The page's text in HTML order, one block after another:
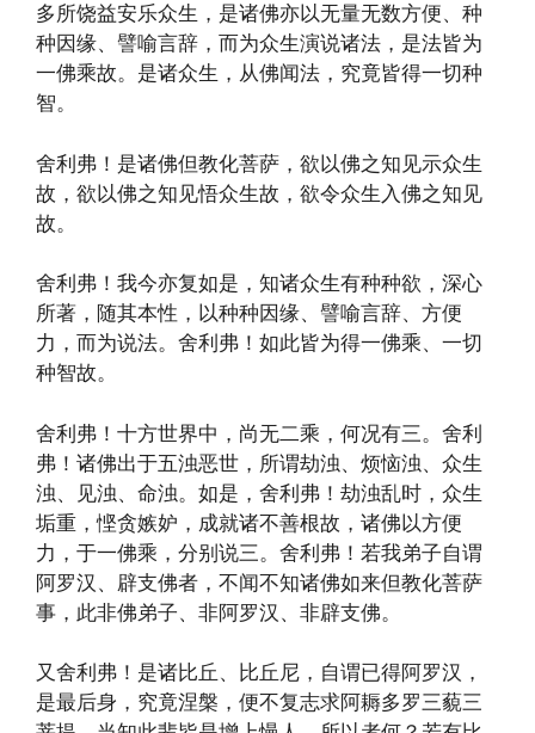
多所饶益安乐众生，是诸佛亦以无量无数方便、种
种因缘、譬喻言辞，而为众生演说诸法，是法皆为
一佛乘故。是诸众生，从佛闻法，究竟皆得一切种
智。
舍利弗！是诸佛但教化菩萨，欲以佛之知见示众生
故，欲以佛之知见悟众生故，欲令众生入佛之知见
故。
舍利弗！我今亦复如是，知诸众生有种种欲，深心
所著，随其本性，以种种因缘、譬喻言辞、方便
力，而为说法。舍利弗！如此皆为得一佛乘、一切
种智故。
舍利弗！十方世界中，尚无二乘，何况有三。舍利
弗！诸佛出于五浊恶世，所谓劫浊、烦恼浊、众生
浊、见浊、命浊。如是，舍利弗！劫浊乱时，众生
垢重，悭贪嫉妒，成就诸不善根故，诸佛以方便
力，于一佛乘，分别说三。舍利弗！若我弟子自谓
阿罗汉、辟支佛者，不闻不知诸佛如来但教化菩萨
事，此非佛弟子、非阿罗汉、非辟支佛。
又舍利弗！是诸比丘、比丘尼，自谓已得阿罗汉，
是最后身，究竟涅槃，便不复志求阿耨多罗三藐三